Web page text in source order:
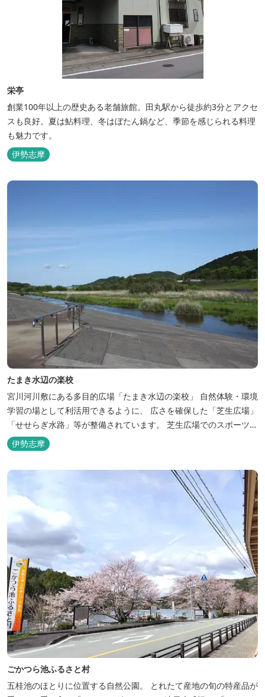
栄亭
創業100年以上の歴史ある老舗旅館。田丸駅から徒歩約3分とアクセ
スも良好。夏は鮎料理、冬はぼたん鍋など、季節を感じられる料理
も魅力です。
伊勢志摩
たまき水辺の楽校
宮川河川敷にある多目的広場「たまき水辺の楽校」 自然体験・環境
学習の場として利活用できるように、 広さを確保した「芝生広場」
「せせらぎ水路」等が整備されています。 芝生広場でのスポーツや
バーベキューはもちろん、 車での乗り入れも可能なため、オートキ
ャンプなどもお楽しみいただけます！ 火災防止のため、バーベキュ
伊勢志摩
ごかつら池ふるさと村
五桂池のほとりに位置する自然公園。 とれたて産地の旬の特産品が